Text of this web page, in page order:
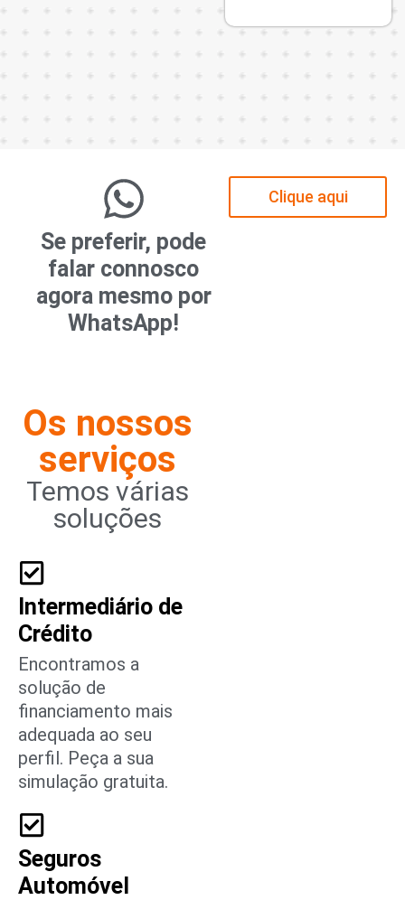
Se preferir, pode
falar connosco
agora mesmo por
WhatsApp!
Clique aqui
Os nossos
serviços
Temos várias
soluções
Intermediário de
Crédito
Encontramos a
solução de
financiamento mais
adequada ao seu
perfil. Peça a sua
simulação gratuita.
Seguros
Automóvel